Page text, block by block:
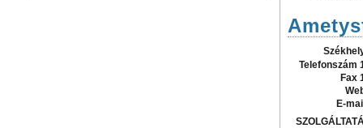
Telefonszám
Fax
E-